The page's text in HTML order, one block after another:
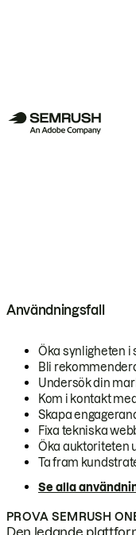
Användningsfall
Öka synligheten i
Bli
Undersök din
Kom i kontakt
Skapa
Fixa tekniska
Öka auktoriteten
Ta fram
Se alla
PROVA SEMRUSH
Den ledande